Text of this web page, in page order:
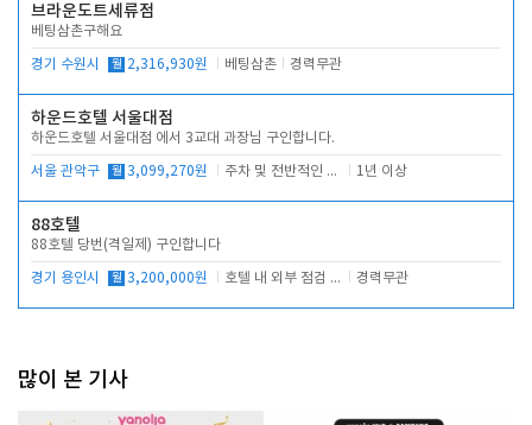
브라운도트세류점
베팅삼촌구해요
경기 수원시 월 2,316,930원 베팅삼촌 경력무관
하운드호텔 서울대점
하운드호텔 서울대점 에서 3교대 과장님 구인합니다.
서울 관악구 월 3,099,270원 주차 및 전반적인 당번업무 1년 이상
88호텔
88호텔 당번(격일제) 구인합니다
경기 용인시 월 3,200,000원 호텔 내 외부 점검 및 프런트 운영 경력무관
많이 본 기사